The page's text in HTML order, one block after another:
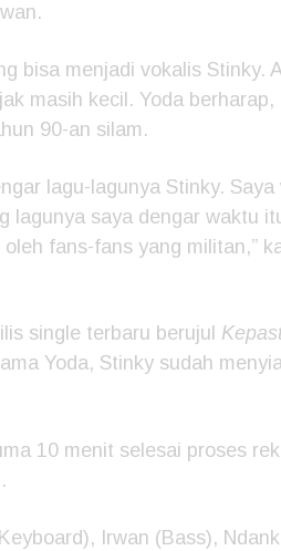
bisa menjadi vokalis Stinky.
masih kecil. Yoda berharap,
90-an silam.
lagu-lagunya Stinky.
lagunya saya dengar waktu
fans-fans yang militan,”
single terbaru berujul
Yoda, Stinky sudah
10 menit selesai proses
Irwan (Bass),